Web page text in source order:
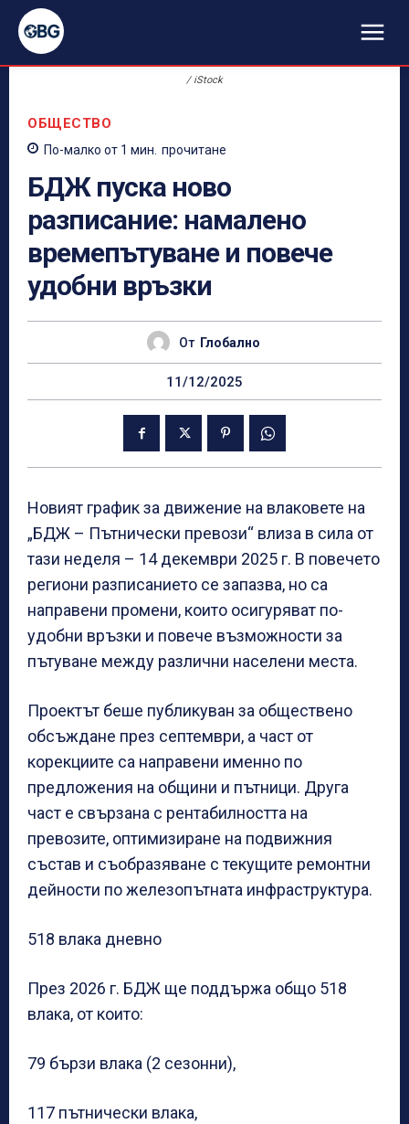
/ iStock
ОБЩЕСТВО
По-малко от 1 мин. прочитане
БДЖ пуска ново
разписание: намалено
времепътуване и повече
удобни връзки
От Глобално
11/12/2025
Новият график за движение на влаковете на
„БДЖ – Пътнически превози“ влиза в сила от
тази неделя – 14 декември 2025 г. В повечето
региони разписанието се запазва, но са
направени промени, които осигуряват по-
удобни връзки и повече възможности за
пътуване между различни населени места.
Проектът беше публикуван за обществено
обсъждане през септември, а част от
корекциите са направени именно по
предложения на общини и пътници. Друга
част е свързана с рентабилността на
превозите, оптимизиране на подвижния
състав и съобразяване с текущите ремонтни
дейности по железопътната инфраструктура.
518 влака дневно
През 2026 г. БДЖ ще поддържа общо 518
влака, от които:
79 бързи влака (2 сезонни),
117 пътнически влака,